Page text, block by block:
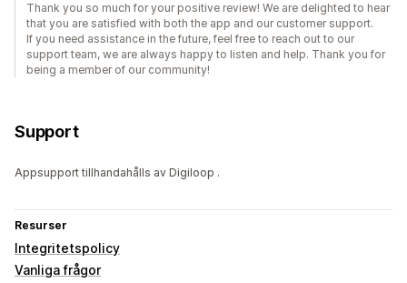
Thank you so much for your positive review! We are delighted to hear
that you are satisfied with both the app and our customer support.
If you need assistance in the future, feel free to reach out to our
support team, we are always happy to listen and help. Thank you for
being a member of our community!
Support
Appsupport tillhandahålls av Digiloop .
Resurser
Integritetspolicy
Vanliga frågor